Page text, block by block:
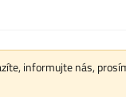
informujte nás,